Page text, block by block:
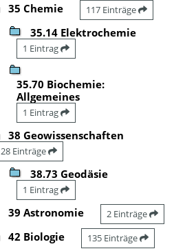
35 Chemie 117 Einträge
35.14 Elektrochemie
1 Eintrag
35.70 Biochemie:
Allgemeines
1 Eintrag
38 Geowissenschaften
28 Einträge
38.73 Geodäsie
1 Eintrag
39 Astronomie 2 Einträge
42 Biologie 135 Einträge